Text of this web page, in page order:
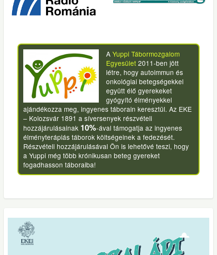
AYuppi Tábormozgalom
Egyesület 2011-ben jött
létre, hogy autoimmun és
onkológiai betegségekkel
együtt élő gyerekeket
gyógyító élményekkel
ajándékozza meg, ingyenes táborain keresztül. Az EKE
– Kolozsvár 1891 a síversenyek részvételi
hozzájárulásainak 10%-ával támogatja az ingyenes
élményterápiás táborok költségeinek a fedezését.
Részvételi hozzájárulásával Ön is lehetővé teszi, hogy
a Yuppi még több krónikusan beteg gyereket
fogadhasson táboraiba!